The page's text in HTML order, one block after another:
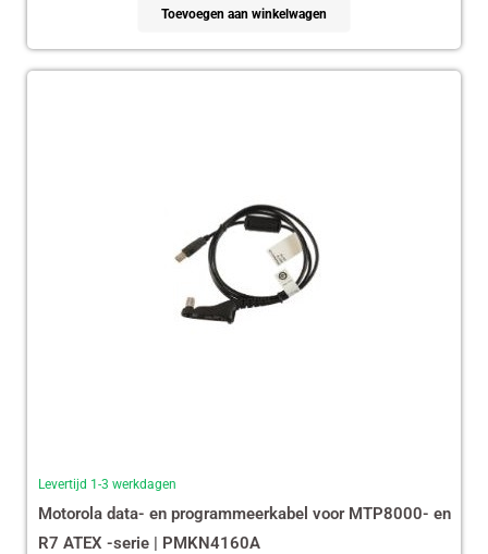
Toevoegen aan winkelwagen
Levertijd 1-3 werkdagen
Motorola data- en programmeerkabel voor MTP8000- en
R7 ATEX -serie | PMKN4160A